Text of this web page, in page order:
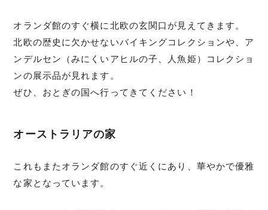
オランダ館のすぐ横に北欧の玄関口が見えてきます。
北欧の歴史に欠かせないバイキングコレクションや、ア
ンデルセン（みにくいアヒルの子、人魚姫）コレクショ
ンの展示品が見れます。
ぜひ、おとぎの国へ行ってきてください！
オーストラリアの家
これもまたオランダ館のすぐ近くにあり、華やかで優雅
な家となっています。